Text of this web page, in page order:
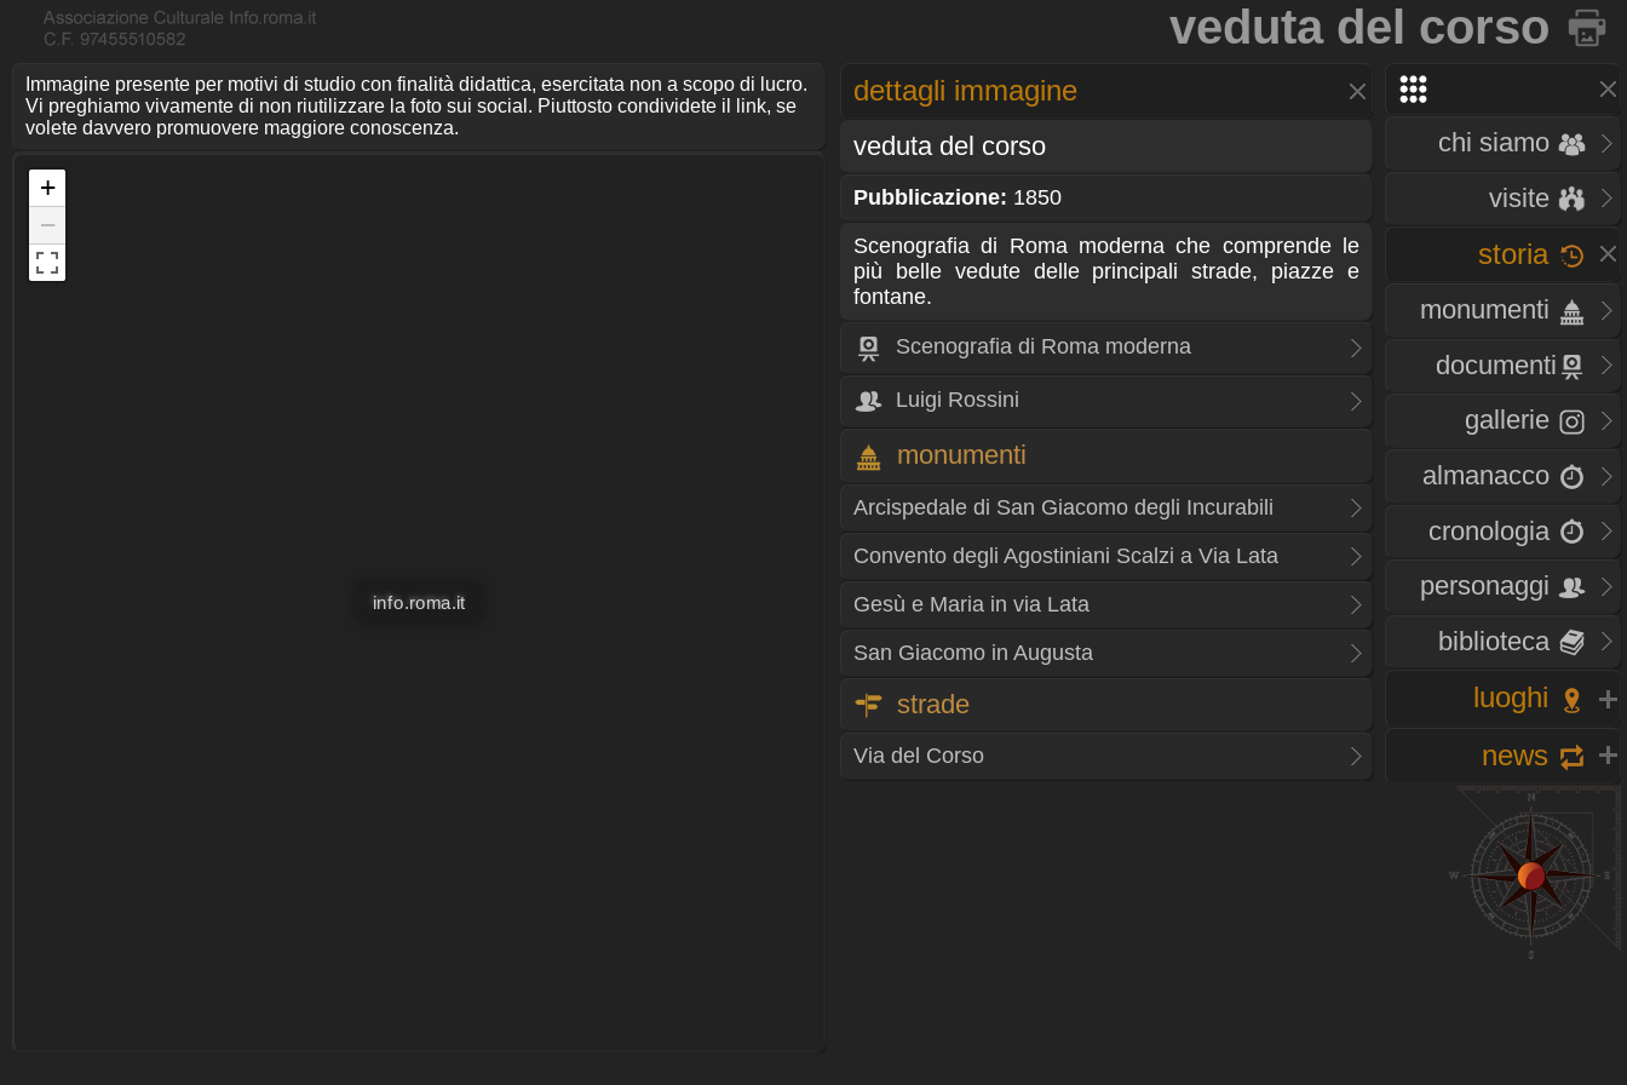
veduta del corso
chi siamo
visite
storia
monumenti
documenti
gallerie
almanacco
cronologia
personaggi
biblioteca
luoghi
news
Immagine presente per motivi di studio con finalità didattica, esercitata non a scopo di lucro.
Vi preghiamo vivamente di non riutilizzare la foto sui social. Piuttosto condividete il link, se
volete davvero promuovere maggiore conoscenza.
+
−
info.roma.it
dettagli immagine
veduta del corso
Pubblicazione: 1850
Scenografia di Roma moderna che comprende le
più belle vedute delle principali strade, piazze e
fontane.
Scenografia di Roma moderna
Luigi Rossini
monumenti
Arcispedale di San Giacomo degli Incurabili
Convento degli Agostiniani Scalzi a Via Lata
Gesù e Maria in via Lata
San Giacomo in Augusta
strade
Via del Corso